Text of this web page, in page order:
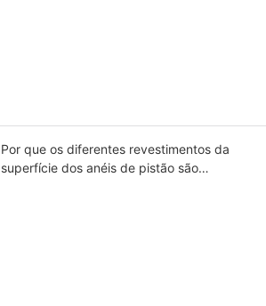
Por que os diferentes revestimentos da
superfície dos anéis de pistão são